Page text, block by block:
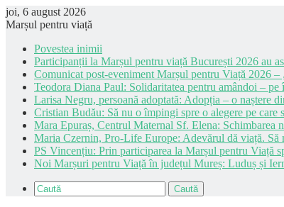
joi, 6 august 2026
Marșul pentru viață
Povestea inimii
Participanții la Marșul pentru viață București 2026 au
Comunicat post-eveniment Marșul pentru Viață 2026 –
Teodora Diana Paul: Solidaritatea pentru amândoi –
Larisa Negru, persoană adoptată: Adopția – o naștere
Cristian Budău: Să nu o împingi spre o alegere pe
Mara Epuraș, Centrul Maternal Sf. Elena: Schimbarea
Maria Czernin, Pro-Life Europe: Adevărul dă viață.
PS Vincențiu: Prin participarea la Marșul pentru Viață
Noi Marșuri pentru Viață în județul Mureș: Luduș și
Caută